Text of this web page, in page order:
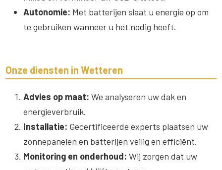
Autonomie: Met batterijen slaat u energie op om
te gebruiken wanneer u het nodig heeft.
Onze diensten in Wetteren
Advies op maat: We analyseren uw dak en
energieverbruik.
Installatie: Gecertificeerde experts plaatsen uw
zonnepanelen en batterijen veilig en efficiënt.
Monitoring en onderhoud: Wij zorgen dat uw